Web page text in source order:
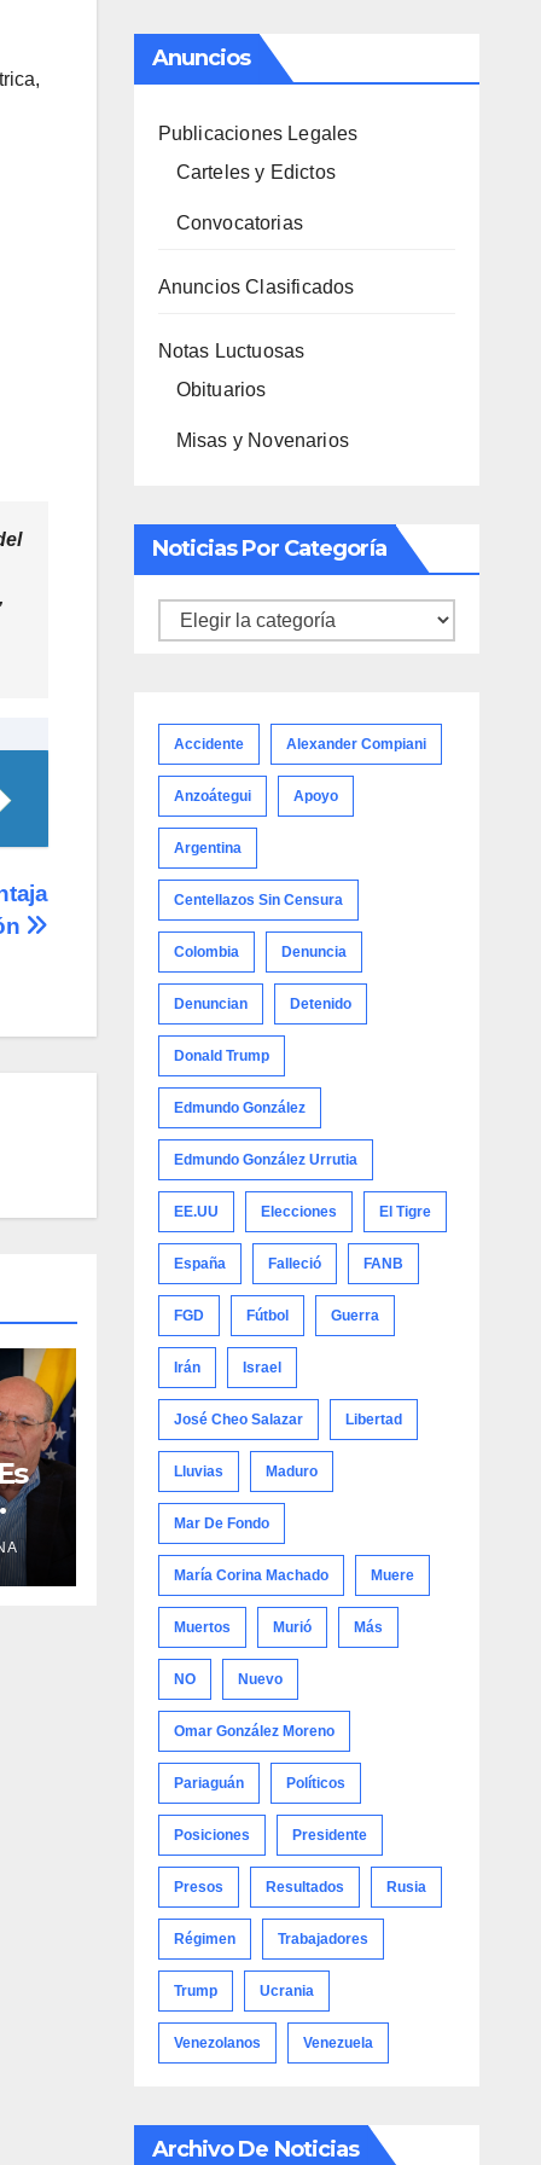
Anuncios
Publicaciones Legales
Carteles y Edictos
Convocatorias
Anuncios Clasificados
Notas Luctuosas
Obituarios
Misas y Novenarios
Noticias Por Categoría
Noticias
Accidente Alexander Compiani
Anzoátegui Apoyo
Argentina
Centellazos Sin Censura
Colombia Denuncia
Denuncian Detenido
Donald Trump
Edmundo González
Edmundo González Urrutia
EE.UU Elecciones El Tigre
España Falleció FANB
FGD Fútbol Guerra
Irán Israel
José Cheo Salazar Libertad
Lluvias Maduro
Mar De Fondo
María Corina Machado Muere
Muertos Murió Más
NO Nuevo
Omar González Moreno
Pariaguán Políticos
Posiciones Presidente
Presos Resultados Rusia
Régimen Trabajadores
Trump Ucrania
Venezolanos Venezuela
Archivo De Noticias